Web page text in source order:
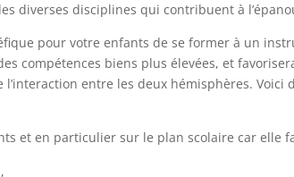
diverses disciplines qui contribuent à
pour votre enfants de se former à un
compétences biens plus élevées, et
entre les deux hémisphères. Voici
et en particulier sur le plan scolaire car elle